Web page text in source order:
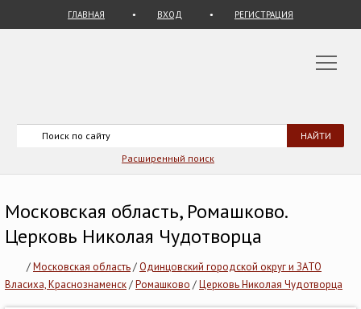
ГЛАВНАЯ ВХОД РЕГИСТРАЦИЯ
Расширенный поиск
Московская область, Ромашково.
Церковь Николая Чудотворца
/Московская область/Одинцовский городской округ и ЗАТО
Власиха, Краснознаменск/Ромашково /Церковь Николая Чудотворца